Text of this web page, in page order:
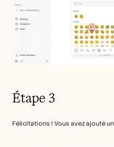
Étape 3
Félicitations ! Vous avez ajouté